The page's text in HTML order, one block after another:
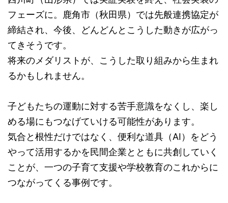
フェーズに。鹿角市（秋田県）では先般連携協定が
締結され、今後、どんどんとこうした動きが広がっ
てきそうです。
将来のメダリストが、こうした取り組みから生まれ
るかもしれません。
子どもたちの運動に対する苦手意識をなくし、楽し
める場にもつなげていける可能性があります。
気合と根性だけではなく、便利な道具（AI）をどう
やって活用するかを民間企業とともに共創していく
ことが、一つの子育て支援や学校教育のこれからに
つながってくる事例です。